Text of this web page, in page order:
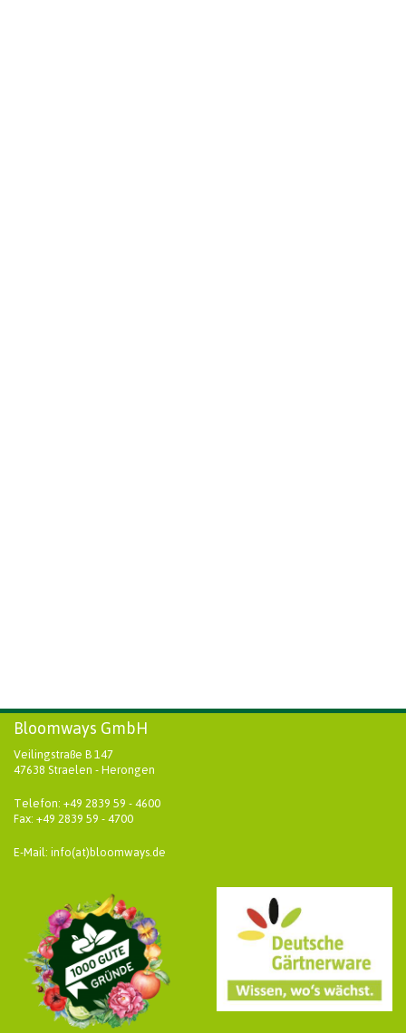
Bloomways GmbH
Veilingstraße B 147
47638 Straelen - Herongen
Telefon: +49 2839 59 - 4600
Fax: +49 2839 59 - 4700
E-Mail: info(at)bloomways.de